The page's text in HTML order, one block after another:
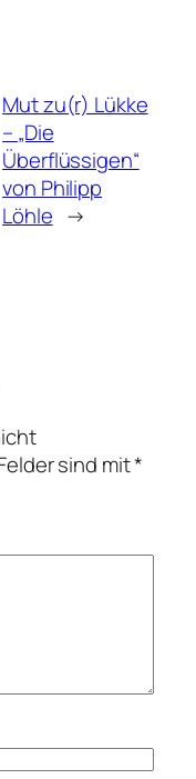
Mut zu(r) Lükke
– „Die
Überflüssigen“
von Philipp
Löhle →
sind mit*